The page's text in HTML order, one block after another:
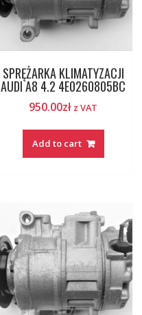
SPRĘŻARKA KLIMATYZACJI
AUDI A8 4.2 4E0260805BC
950.00zł z VAT
Add to cart